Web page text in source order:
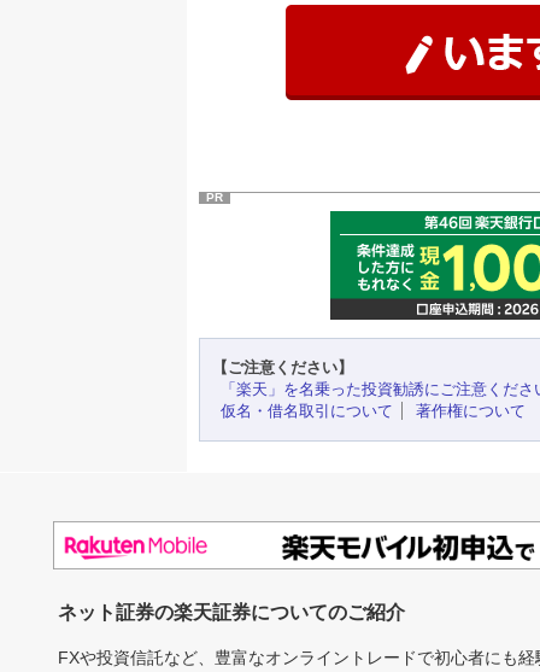
PR
【ご注意ください】
「楽天」を名乗った投資勧誘にご注意くださ
仮名・借名取引について
著作権について
ネット証券の楽天証券についてのご紹介
FXや投資信託など、豊富なオンライントレードで初心者にも